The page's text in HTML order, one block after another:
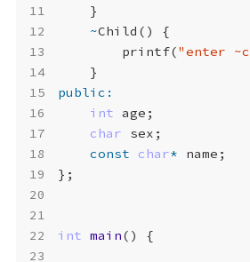
}
~Child ()
{
printf("enter
}
public :
int age ;
char
sex ;
const
char* name ;
};
int main() {